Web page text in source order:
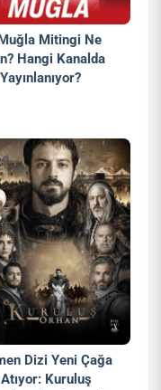
Mitingi Ne
Hangi Kanalda
Dizi Yeni Çağa
Kuruluş